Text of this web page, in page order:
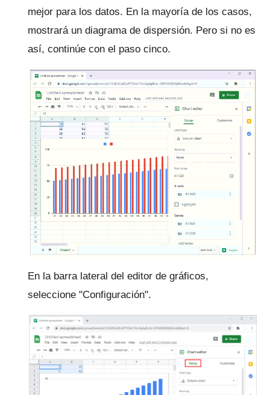
mejor para los datos. En la mayoría de los casos,
mostrará un diagrama de dispersión. Pero si no es
así, continúe con el paso cinco.
En la barra lateral del editor de gráficos,
seleccione "Configuración".